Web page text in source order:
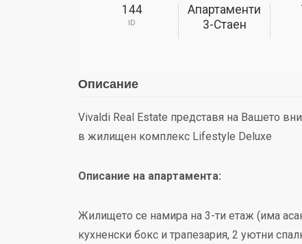
144
ID
Апартаменти
3-Стаен
Описание
Vivaldi Real Estate представя на Вашето
в жилищен комплекс Lifestyle Deluxe
Описание на апартамента:
Жилището се намира на 3-ти етаж (има
кухненски бокс и трапезария, 2 уютни